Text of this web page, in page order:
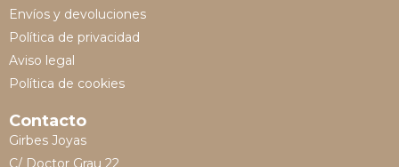
Envíos y devoluciones
Política de privacidad
Aviso legal
Política de cookies
Contacto
Girbes Joyas
C/ Doctor Grau 22